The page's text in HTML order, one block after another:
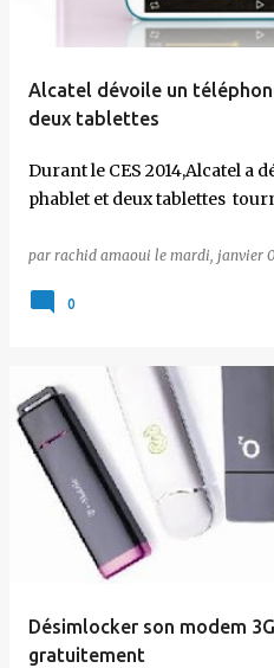
Alcatel dévoile un
deux tablettes
Durant le CES 2014,Alcatel a
phablet et deux tablettes
par rachid amaoui le mardi, janvier
0
Désimlocker son modem
gratuitement